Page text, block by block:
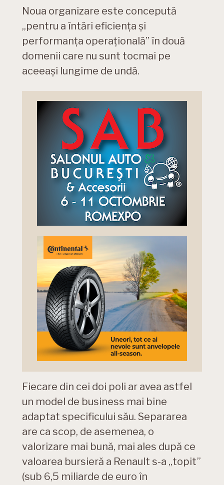
Noua organizare este concepută
„pentru a întări eficiența și
performanța operațională” în două
domenii care nu sunt tocmai pe
aceeași lungime de undă.
Fiecare din cei doi poli ar avea astfel
un model de business mai bine
adaptat specificului său. Separarea
are ca scop, de asemenea, o
valorizare mai bună, mai ales după ce
valoarea bursieră a Renault s-a „topit”
(sub 6,5 miliarde de euro în